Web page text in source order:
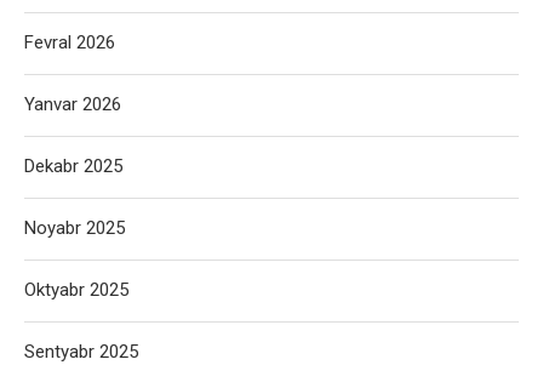
Fevral 2026
Yanvar 2026
Dekabr 2025
Noyabr 2025
Oktyabr 2025
Sentyabr 2025